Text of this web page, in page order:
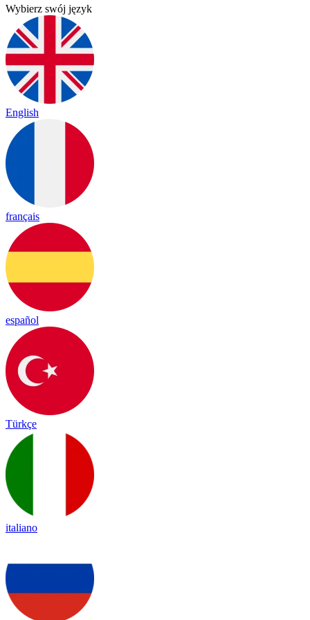
Wybierz swój język
English
français
español
Türkçe
italiano